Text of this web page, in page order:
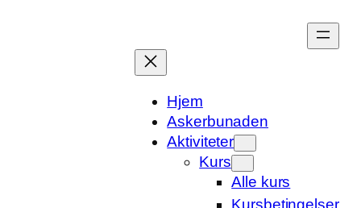
Hjem
Askerbunaden
Aktiviteter
Kurs
Alle kurs
Kursbetingelser